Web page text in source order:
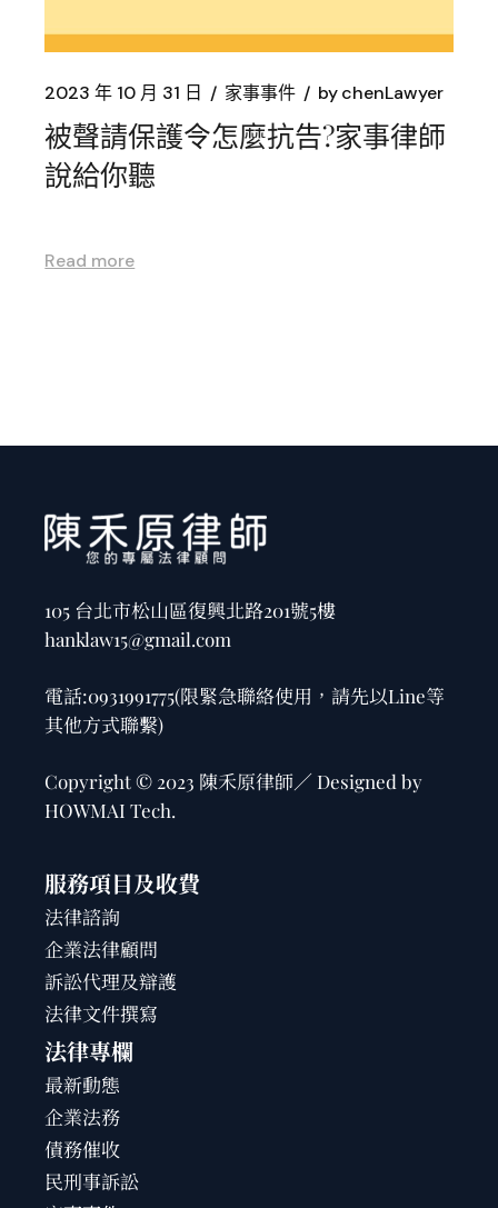
2023 年 10 月 31 日 家事事件 bychenLawyer
被聲請保護令怎麼抗告?家事律師
說給你聽
Read more
105 台北市松山區復興北路201號5樓
hanklaw15@gmail.com
電話:0931991775(限緊急聯絡使用，請先以Line等
其他方式聯繫)
Copyright © 2023 陳禾原律師／ Designed by
HOWMAI Tech.
服務項目及收費
法律諮詢
企業法律顧問
訴訟代理及辯護
法律文件撰寫
法律專欄
最新動態
企業法務
債務催收
民刑事訴訟